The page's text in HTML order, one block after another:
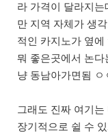
라 가격이 달라지
만 지역 자체가 생
적인 카지노가 옆
뭐 좋은곳에서 논다
냥 동남아가면됨 ㅇ
그래도 진짜 여기
장기적으로 쉴 수